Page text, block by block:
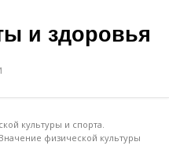
и здоровья
культуры и спорта.
физической культуры